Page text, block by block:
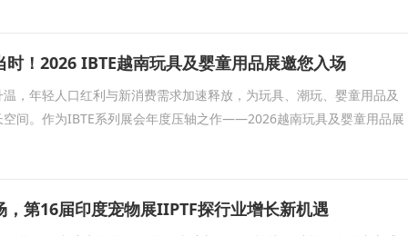
时！2026 IBTE越南玩具及婴童用品展邀您入场
，年轻人口红利与新消费需求加速释放，为玩具、潮玩、婴童用品及
空间。作为IBTE系列展会年度压轴之作——2026越南玩具及婴童用品展
，第16届印度宠物展IIPTF探行业增长新机遇